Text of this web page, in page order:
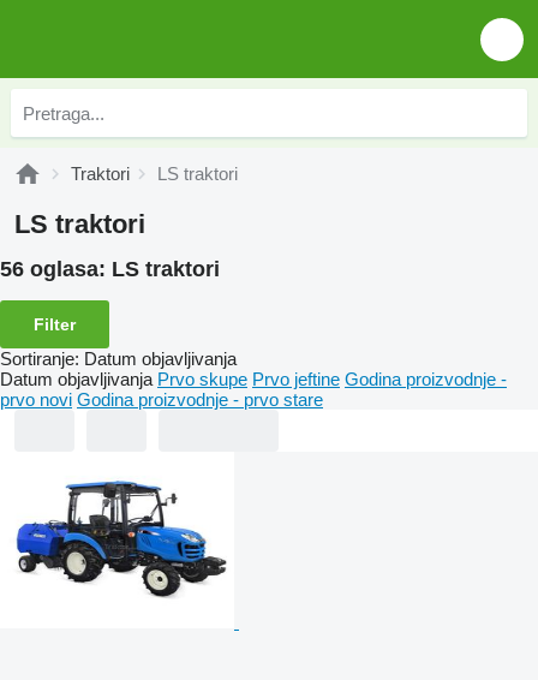
Traktori LS traktori
LS traktori
56 oglasa: LS traktori
Filter
Sortiranje: Datum objavljivanja
Datum objavljivanja Prvo skupe Prvo jeftine Godina proizvodnje -
prvo novi Godina proizvodnje - prvo stare